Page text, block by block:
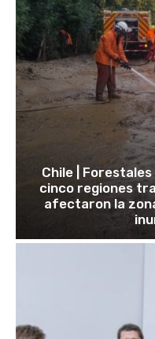
Chile |
cinco regiones
afectaron la